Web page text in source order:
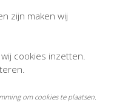
zijn maken wij
cookies inzetten.
om cookies te plaatsen.